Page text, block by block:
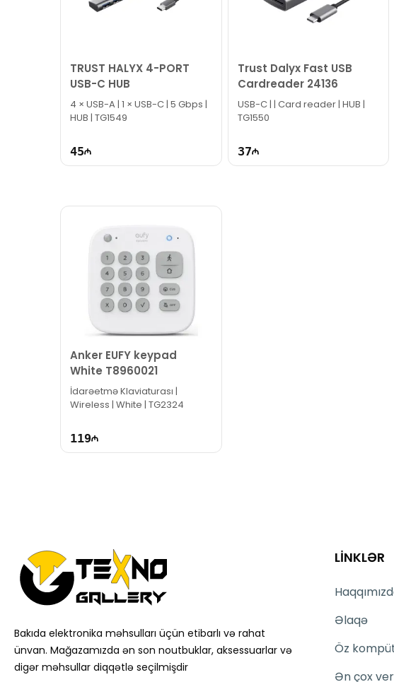
Anker PowerLine III USB Type-C to Lightning 0.9 m White
İş saatlarından kənar vaxtlarda əlaqə qurmaq üçün email ilə
Bizə maraq göstərdiyiniz üçün təşəkkür edirik!
TRUST HALYX 4-PORT
USB-C HUB
4 × USB-A | 1 × USB-C | 5 Gbps |
HUB | TG1549
45
Trust Dalyx Fast USB
Cardreader 24136
USB-C | | Card reader | HUB |
TG1550
37
Anker EUFY keypad
White T8960021
İdarəetmə Klaviaturası |
Wireless | White | TG2324
119
Bakıda elektronika məhsulları üçün etibarlı və rahat
ünvan. Mağazamızda ən son noutbuklar, aksessuarlar və
digər məhsullar diqqətlə seçilmişdir
LİNKLƏR
Əlaqə
Öz
Ən çox